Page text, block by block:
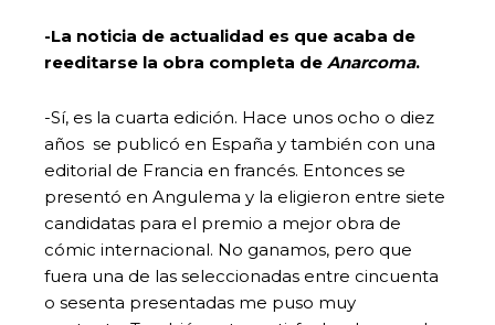
-La noticia de actualidad es que acaba de
reeditarse la obra completa de Anarcoma.
-Sí, es la cuarta edición. Hace unos ocho o diez
años se publicó en España y también con una
editorial de Francia en francés. Entonces se
presentó en Angulema y la eligieron entre siete
candidatas para el premio a mejor obra de
cómic internacional. No ganamos, pero que
fuera una de las seleccionadas entre cincuenta
o sesenta presentadas me puso muy